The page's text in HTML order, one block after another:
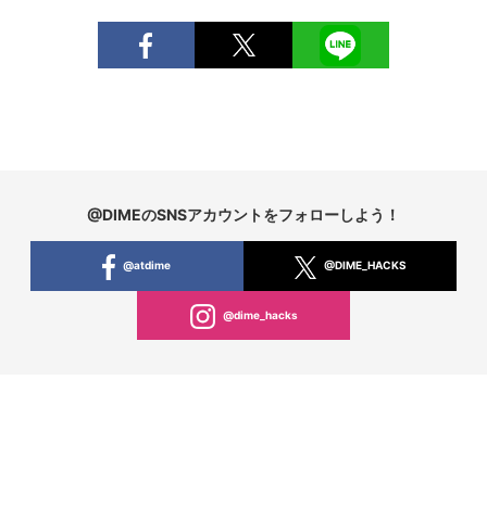
@DIMEのSNSアカウントをフォローしよう！
@atdime @DIME_HACKS
@dime_hacks